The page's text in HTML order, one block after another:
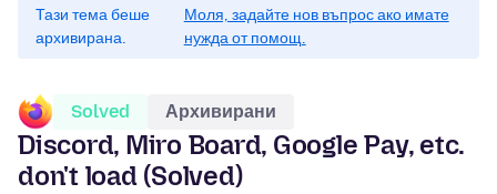
Тази тема беше
архивирана.
Моля, задайте нов въпрос ако имате
нужда от помощ.
Solved Архивирани
Discord, Miro Board, Google Pay, etc.
don't load (Solved)